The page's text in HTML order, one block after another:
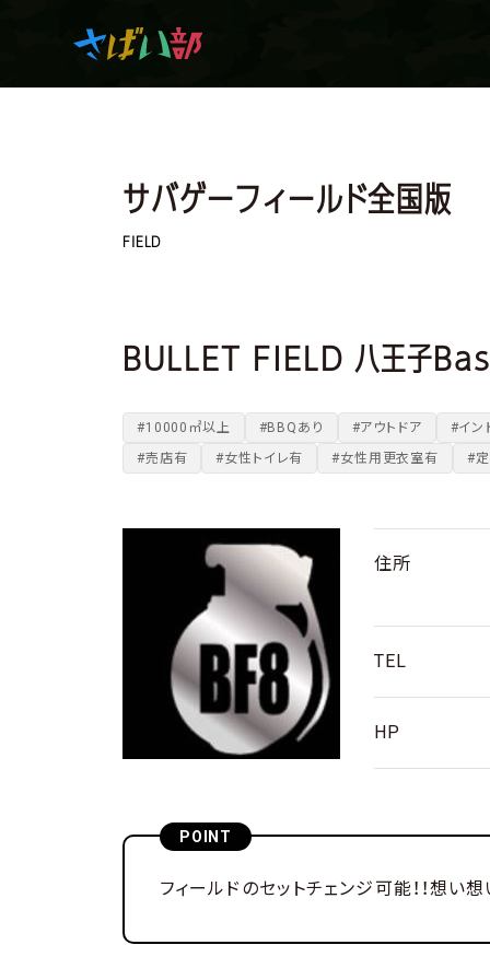
マンガ・アニメを観て
生き残れ！
サバゲーフィールド全国版
FIELD
BULLET FIELD 八王子
#10000㎡以上 #BBQあり #アウトドア
#イン
#売店有
#女性トイレ有 #女性用更衣室有 #
住所
TEL
HP
POINT
フィールドのセットチェンジ可能！！想い想